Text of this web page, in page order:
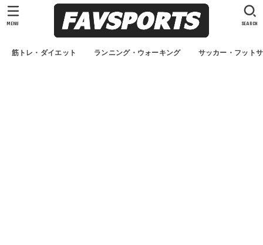
筋トレ・ダイエット ランニング・ウォーキング サッカー・フット
SEARCH
MENU